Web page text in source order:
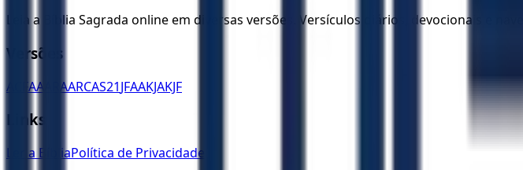
Leia a Bíblia Sagrada online em diversas versões. Versículos diários, devocionais e
Versões
ACFAA ARAARCAS21JFAAKJAKJF
Links
Ler a BíbliaPolítica de Privacidade